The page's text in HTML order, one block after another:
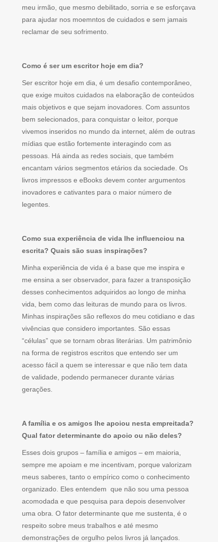
meu irmão, que mesmo debilitado, sorria e se esforçava
para ajudar nos moemntos de cuidados e sem jamais
reclamar de seu sofrimento.
Como é ser um escritor hoje em dia?
Ser escritor hoje em dia, é um desafio contemporâneo,
que exige muitos cuidados na elaboração de conteúdos
mais objetivos e que sejam inovadores. Com assuntos
bem selecionados, para conquistar o leitor, porque
vivemos inseridos no mundo da internet, além de outras
mídias que estão fortemente interagindo com as
pessoas. Há ainda as redes sociais, que também
encantam vários segmentos etários da sociedade. Os
livros impressos e eBooks devem conter argumentos
inovadores e cativantes para o maior número de
legentes.
Como sua experiência de vida lhe influenciou na
escrita? Quais são suas inspirações?
Minha experiência de vida é a base que me inspira e
me ensina a ser observador, para fazer a transposição
desses conhecimentos adquiridos ao longo de minha
vida, bem como das leituras de mundo para os livros.
Minhas inspirações são reflexos do meu cotidiano e das
vivências que considero importantes. São essas
“células” que se tornam obras literárias. Um patrimônio
na forma de registros escritos que entendo ser um
acesso fácil a quem se interessar e que não tem data
de validade, podendo permanecer durante várias
gerações.
A família e os amigos lhe apoiou nesta empreitada?
Qual fator determinante do apoio ou não deles?
Esses dois grupos – família e amigos – em maioria,
sempre me apoiam e me incentivam, porque valorizam
meus saberes, tanto o empírico como o conhecimento
organizado. Eles entendem que não sou uma pessoa
acomodada e que pesquisa para depois desenvolver
uma obra. O fator determinante que me sustenta, é o
respeito sobre meus trabalhos e até mesmo
demonstrações de orgulho pelos livros já lançados.